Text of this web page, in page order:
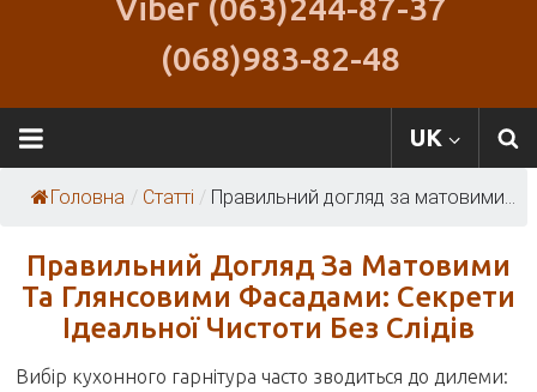
Viber (063)244-87-37
(068)983-82-48
Меблі
Артіс
UK
Головна / Статті / Правильний догляд за матовими...
Правильний Догляд За Матовими
Та Глянсовими Фасадами: Секрети
Ідеальної Чистоти Без Слідів
Вибір кухонного гарнітура часто зводиться до дилеми: